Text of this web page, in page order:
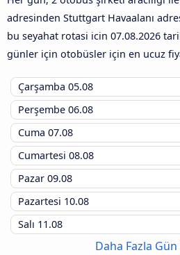
adresinden Stuttgart Havaalanı
bu seyahat rotasi icin 07.08.2026
günler için otobüsler için en ucuz
Çarşamba 05.08
Perşembe 06.08
Cuma 07.08
Cumartesi 08.08
Pazar 09.08
Pazartesi 10.08
Salı 11.08
Daha Fazla